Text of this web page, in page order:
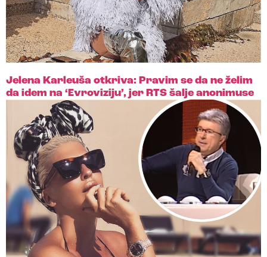
Jelena Karleuša otkriva: Pravim se da ne želim
da idem na ‘Evroviziju’, jer RTS šalje anonimuse